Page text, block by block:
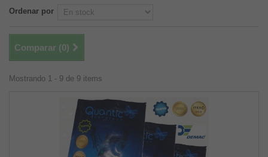
Ordenar por
Comparar (0)
Mostrando 1 - 9 de 9 items